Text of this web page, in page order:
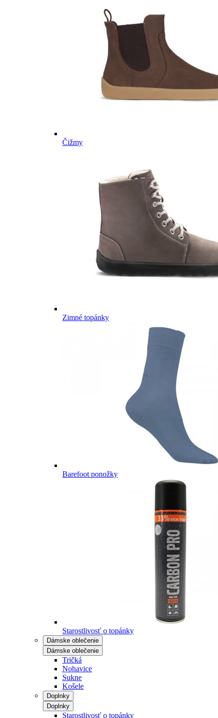
Čižmy
Zimné topánky
Barefoot ponožky
Starostlivosť o topánky
Dámske oblečenie
Dámske oblečenie
Tričká
Nohavice
Sukne
Košele
Doplnky
Doplnky
Starostlivosť o topánky